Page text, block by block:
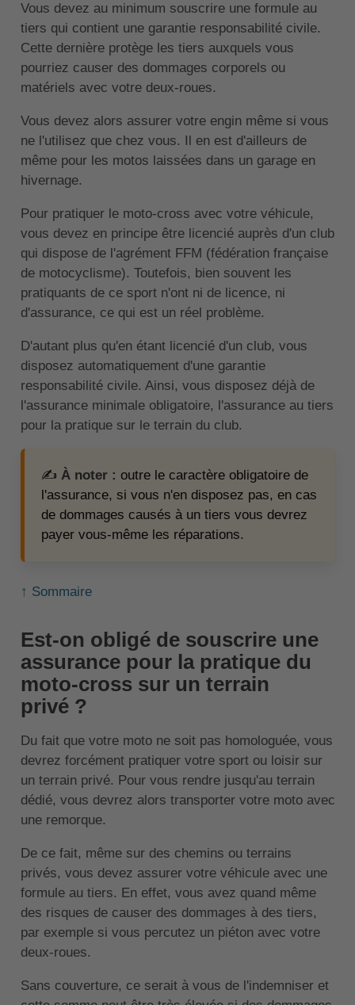
Vous devez au minimum souscrire une formule au
tiers qui contient une garantie responsabilité civile.
Cette dernière protège les tiers auxquels vous
pourriez causer des dommages corporels ou
matériels avec votre deux-roues.
Vous devez alors assurer votre engin même si vous
ne l'utilisez que chez vous. Il en est d'ailleurs de
même pour les motos laissées dans un garage en
hivernage.
Pour pratiquer le moto-cross avec votre véhicule,
vous devez en principe être licencié auprès d'un club
qui dispose de l'agrément FFM (fédération française
de motocyclisme). Toutefois, bien souvent les
pratiquants de ce sport n'ont ni de licence, ni
d'assurance, ce qui est un réel problème.
D'autant plus qu'en étant licencié d'un club, vous
disposez automatiquement d'une garantie
responsabilité civile. Ainsi, vous disposez déjà de
l'assurance minimale obligatoire, l'assurance au tiers
pour la pratique sur le terrain du club.
✍️ À noter : outre le caractère obligatoire de
l'assurance, si vous n'en disposez pas, en cas
de dommages causés à un tiers vous devrez
payer vous-même les réparations.
↑ Sommaire
Est-on obligé de souscrire une
assurance pour la pratique du
moto-cross sur un terrain
privé ?
Du fait que votre moto ne soit pas homologuée, vous
devrez forcément pratiquer votre sport ou loisir sur
un terrain privé. Pour vous rendre jusqu'au terrain
dédié, vous devrez alors transporter votre moto avec
une remorque.
De ce fait, même sur des chemins ou terrains
privés, vous devez assurer votre véhicule avec une
formule au tiers. En effet, vous avez quand même
des risques de causer des dommages à des tiers,
par exemple si vous percutez un piéton avec votre
deux-roues.
Sans couverture, ce serait à vous de l'indemniser et